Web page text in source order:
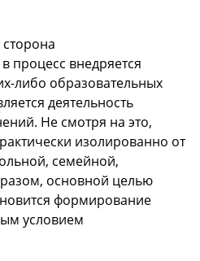
процесс внедряется
либо образовательных
деятельность
Не смотря на это,
изолированно от
семейной,
основной целью
формирование
условием